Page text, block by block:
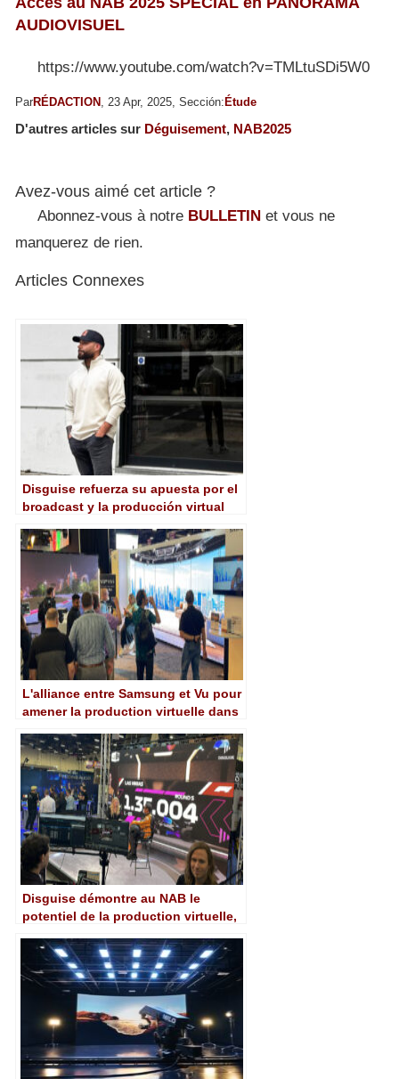
AUDIOVISUEL
https://www.youtube.com/watch?v=TMLtuSDi5W0
ParRÉDACTION , 23 Apr, 2025, Sección: Étude
D'autres articles sur Déguisement, NAB2025
Avez-vous aimé cet article ?
Abonnez-vous à notre BULLETIN et vous ne
manquerez de rien.
Articles Connexes
Disguise refuerza su apuesta por el
broadcast y la producción virtual
L'alliance entre Samsung et Vu pour
amener la production virtuelle dans
concrétise au NAB 2025
Disguise démontre au NAB le
potentiel de la production virtuelle,